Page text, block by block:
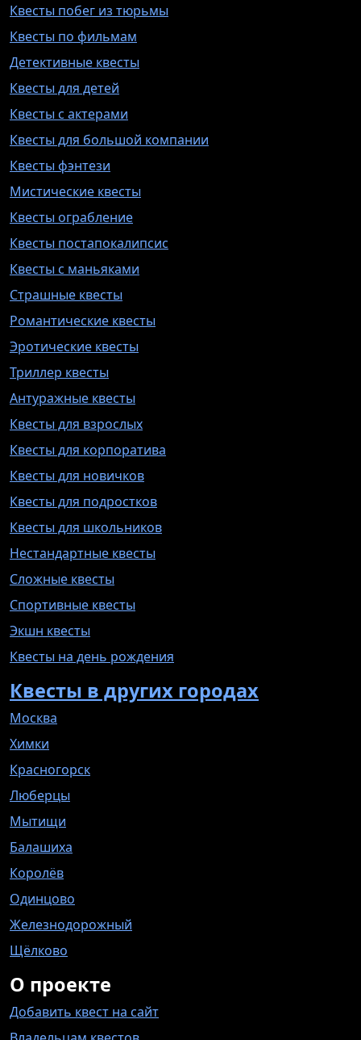
Квесты побег из тюрьмы
Квесты по фильмам
Детективные квесты
Квесты для детей
Квесты с актерами
Квесты для большой компании
Квесты фэнтези
Мистические квесты
Квесты ограбление
Квесты постапокалипсис
Квесты с маньяками
Страшные квесты
Романтические квесты
Эротические квесты
Триллер квесты
Антуражные квесты
Квесты для взрослых
Квесты для корпоратива
Квесты для новичков
Квесты для подростков
Квесты для школьников
Нестандартные квесты
Сложные квесты
Спортивные квесты
Экшн квесты
Квесты на день рождения
Квесты в других городах
Москва
Химки
Красногорск
Люберцы
Мытищи
Балашиха
Королёв
Одинцово
Железнодорожный
Щёлково
О проекте
Добавить квест на сайт